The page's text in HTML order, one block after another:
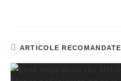
ARTICOLE RECOMANDATE